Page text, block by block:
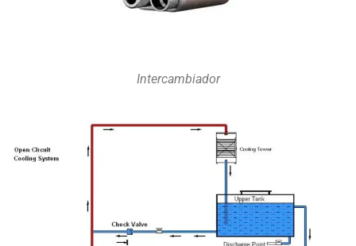
Intercambiador